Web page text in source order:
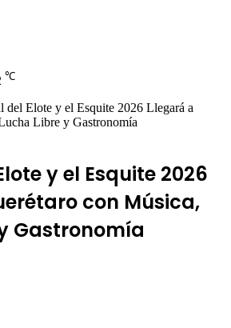
℃
del Elote y el Esquite 2026 Llegará a
Libre y Gastronomía
y el Esquite 2026
con Música,
Gastronomía